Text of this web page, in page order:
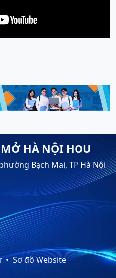
HÀ NỘI HOU
Bạch Mai, TP Hà Nội
Sơ đồ Website